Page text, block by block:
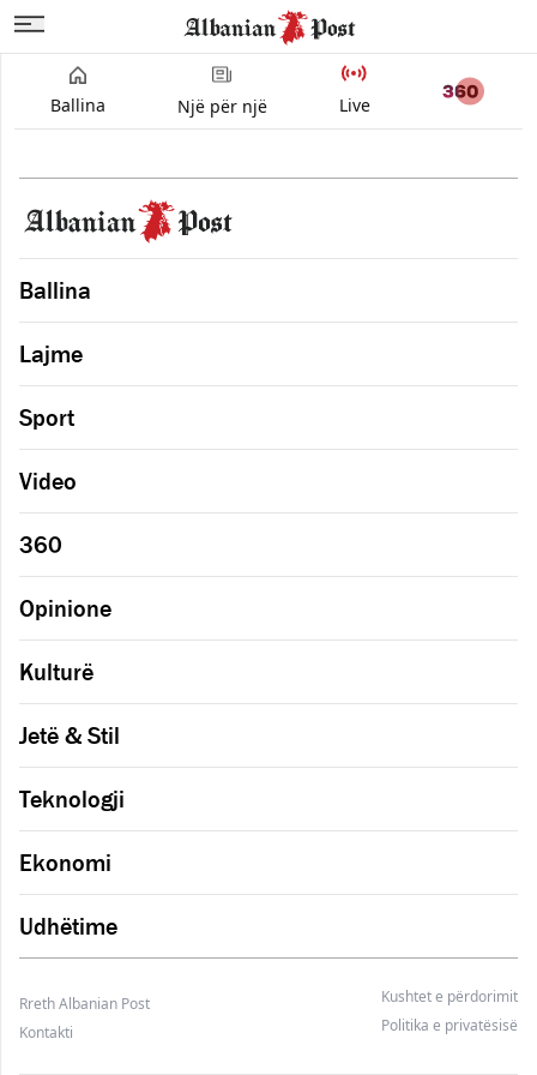
Ballina Një për një Live
Ballina
Lajme
Sport
Video
360
Opinione
Kulturë
Jetë & Stil
Teknologji
Ekonomi
Udhëtime
Rreth Albanian Post
Kushtet e përdorimit
Kontakti
Politika e privatësisë